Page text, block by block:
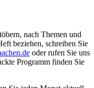
nach Themen und
beziehen, schreiben Sie
oder rufen Sie uns
Programm finden Sie